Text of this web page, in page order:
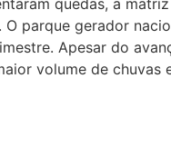
parque gerador
Apesar do
volume de chuvas